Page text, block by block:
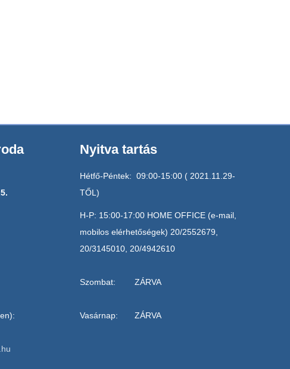
Nyitva tartás
Hétfő-Péntek: 09:00-15:00 ( 2021.11.29-
TŐL)
H-P: 15:00-17:00 HOME OFFICE (e-mail,
mobilos elérhetőségek) 20/2552679,
20/3145010, 20/4942610
Szombat: ZÁRVA
Vasárnap: ZÁRVA